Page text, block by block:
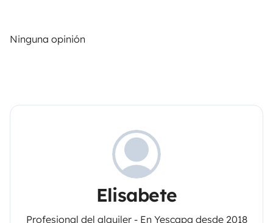
Ninguna opinión
Elisabete
Profesional del alquiler - En Yescapa desde 2018